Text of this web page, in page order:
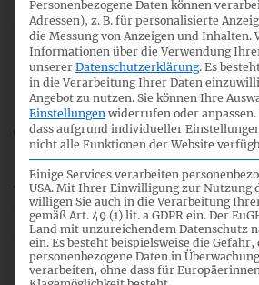
Interpretationsaktivitäten
04_06_FA-FB_Interpret_CN.pdf
04_FA-FB_TOP_06.mp3
Personenbezogene Daten können
Adressen), z. B. für personalisierte
die Messung von Anzeigen und Inhalten.
Informationen über die Verwendung
unserer Datenschutzerklärung. Es
in die Verarbeitung Ihrer Daten
Angebot zu nutzen. Sie können Ihre
Einstellungen widerrufen oder anpassen.
dass aufgrund individueller
nicht alle Funktionen der Website
Einige Services verarbeiten
USA. Mit Ihrer Einwilligung zur Nutzung
willigen Sie auch in die Verarbeitung
gemäß Art. 49 (1) lit. a GDPR ein. Der
Land mit unzureichendem Datenschutz
ein. Es besteht beispielsweise die Gefahr,
personenbezogene Daten in
verarbeiten, ohne dass für